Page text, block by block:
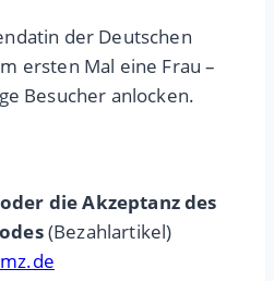
der Deutschen
ersten Mal eine Frau –
Besucher anlocken.
die Akzeptanz des
(Bezahlartikel)